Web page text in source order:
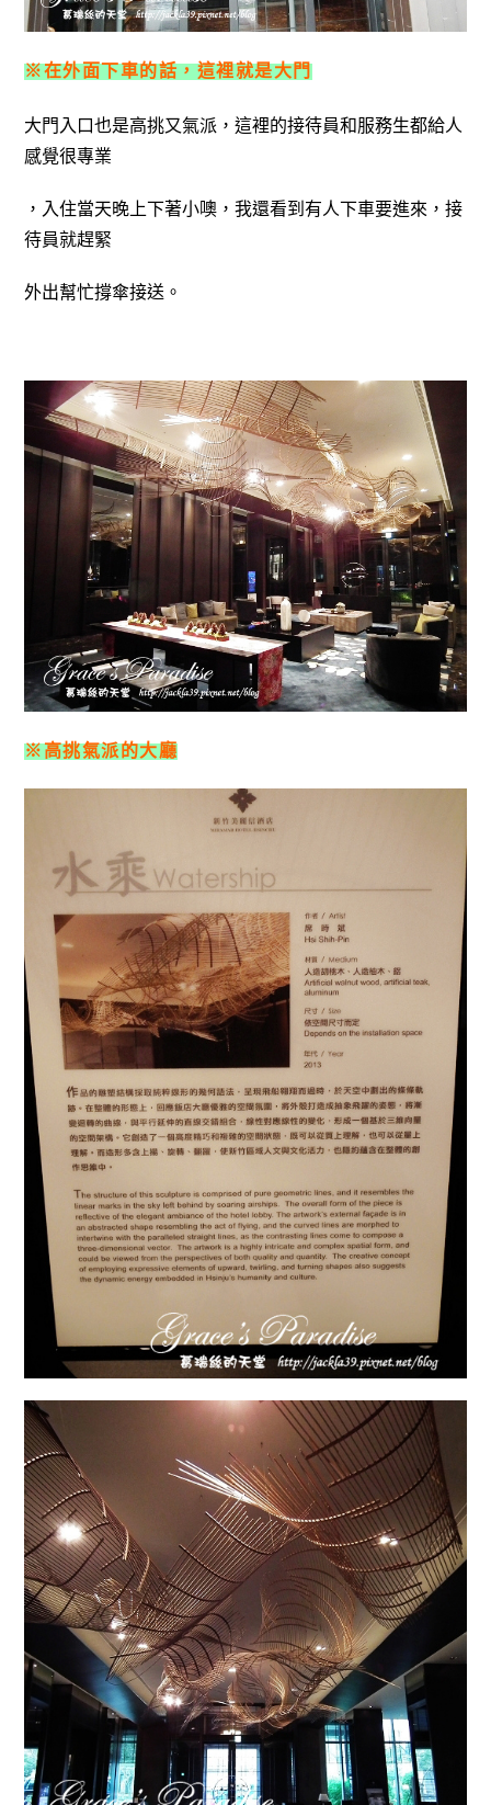
※在外面下車的話，這裡就是大門
大門入口也是高挑又氣派，這裡的接待員和服務生都給人
感覺很專業
，入住當天晚上下著小噢，我還看到有人下車要進來，接
待員就趕緊
外出幫忙撐傘接送。
※高挑氣派的大廳